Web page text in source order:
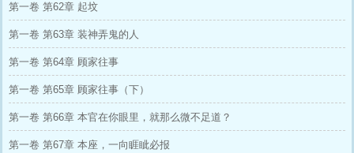
第一卷 第62章 起坟
第一卷 第63章 装神弄鬼的人
第一卷 第64章 顾家往事
第一卷 第65章 顾家往事（下）
第一卷 第66章 本官在你眼里，就那么微不足道？
第一卷 第67章 本座，一向睚眦必报